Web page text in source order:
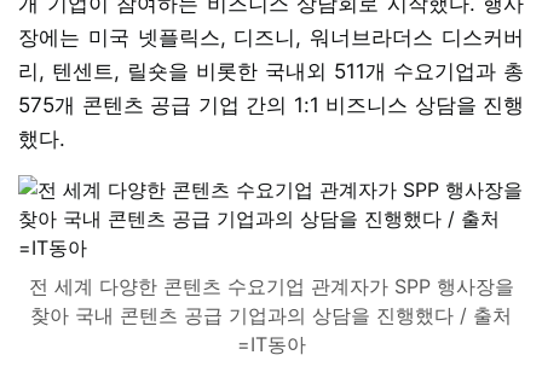
장에는 미국 넷플릭스, 디즈니, 워너브라더스 디스커버
리, 텐센트, 릴숏을 비롯한 국내외 511개 수요기업과 총
575개 콘텐츠 공급 기업 간의 1:1 비즈니스 상담을 진행
했다.
전 세계 다양한 콘텐츠 수요기업 관계자가 SPP 행사장을
찾아 국내 콘텐츠 공급 기업과의 상담을 진행했다 / 출처
=IT동아